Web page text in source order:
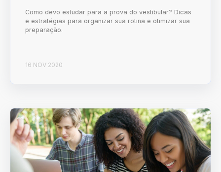
Como devo estudar para a prova do vestibular? Dicas
e estratégias para organizar sua rotina e otimizar sua
preparação.
16 NOV 2020